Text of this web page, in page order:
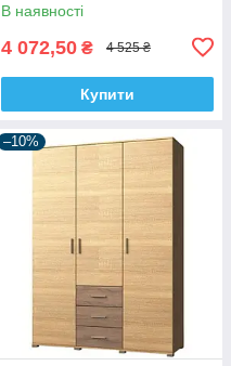
В наявності
4 072,50 ₴ 4 525 ₴
Купити
–10%